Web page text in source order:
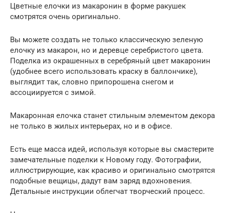
Цветные елочки из макаронин в форме ракушек
смотрятся очень оригинально.
Вы можете создать не только классическую зеленую
елочку из макарон, но и деревце серебристого цвета.
Поделка из окрашенных в серебряный цвет макаронин
(удобнее всего использовать краску в баллончике),
выглядит так, словно припорошена снегом и
ассоциируется с зимой.
Макаронная елочка станет стильным элементом декора
не только в жилых интерьерах, но и в офисе.
Есть еще масса идей, используя которые вы смастерите
замечательные поделки к Новому году. Фотографии,
иллюстрирующие, как красиво и оригинально смотрятся
подобные вещицы, дадут вам заряд вдохновения.
Детальные инструкции облегчат творческий процесс.